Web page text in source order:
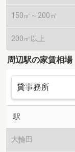
150㎡～200㎡
200㎡以上
周辺駅の家賃相場
駅
大輪田